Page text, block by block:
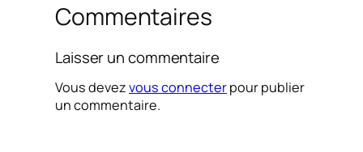
Commentaires
Laisser un commentaire
Vous devezvous connecterpour publier
un commentaire.